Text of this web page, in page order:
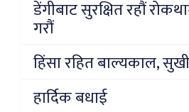
डेंगीबाट सुरक्षित रहौं
गरौं
हिंसा रहित बाल्यकाल,
हार्दिक बधाई